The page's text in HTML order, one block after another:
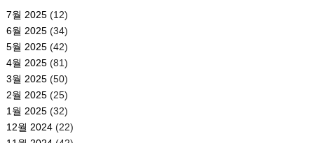
7월 2025(12)
6월 2025(34)
5월 2025(42)
4월 2025(81)
3월 2025(50)
2월 2025(25)
1월 2025(32)
12월 2024(22)